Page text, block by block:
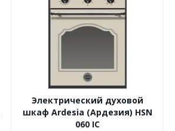
Электрический духовой
шкаф Ardesia (Ардезия) HSN
060 IC